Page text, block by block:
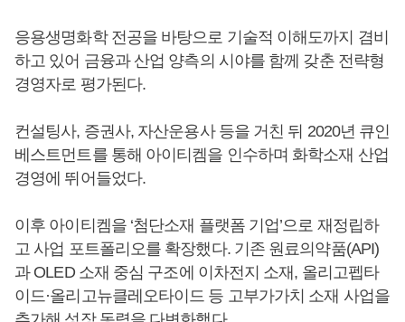
응용생명화학 전공을 바탕으로 기술적 이해도까지 겸비
하고 있어 금융과 산업 양측의 시야를 함께 갖춘 전략형
경영자로 평가된다.
컨설팅사, 증권사, 자산운용사 등을 거친 뒤 2020년 큐인
베스트먼트를 통해 아이티켐을 인수하며 화학소재 산업
경영에 뛰어들었다.
이후 아이티켐을 ‘첨단소재 플랫폼 기업’으로 재정립하
고 사업 포트폴리오를 확장했다. 기존 원료의약품(API)
과 OLED 소재 중심 구조에 이차전지 소재, 올리고펩타
이드·올리고뉴클레오타이드 등 고부가가치 소재 사업을